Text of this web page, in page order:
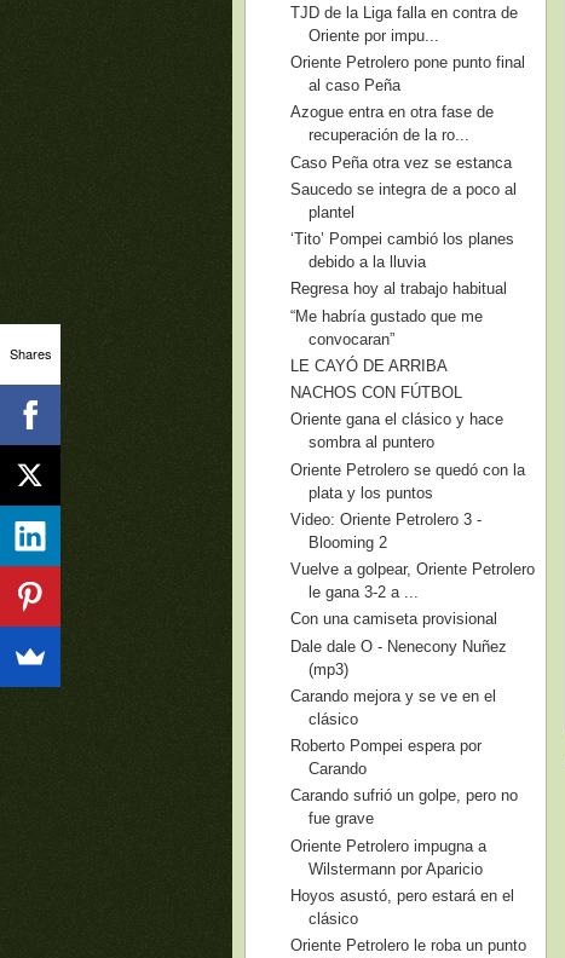
TJD de la Liga falla en contra de
Oriente por impu...
Oriente Petrolero pone punto final
al caso Peña
Azogue entra en otra fase de
recuperación de la ro...
Caso Peña otra vez se estanca
Saucedo se integra de a poco al
plantel
‘Tito’ Pompei cambió los planes
debido a la lluvia
Regresa hoy al trabajo habitual
“Me habría gustado que me
convocaran”
LE CAYÓ DE ARRIBA
NACHOS CON FÚTBOL
Oriente gana el clásico y hace
sombra al puntero
Oriente Petrolero se quedó con la
plata y los puntos
Video: Oriente Petrolero 3 -
Blooming 2
Vuelve a golpear, Oriente Petrolero
le gana 3-2 a ...
Con una camiseta provisional
Dale dale O - Nenecony Nuñez
(mp3)
Carando mejora y se ve en el
clásico
Roberto Pompei espera por
Carando
Carando sufrió un golpe, pero no
fue grave
Oriente Petrolero impugna a
Wilstermann por Aparicio
Hoyos asustó, pero estará en el
clásico
Oriente Petrolero le roba un punto
Shares